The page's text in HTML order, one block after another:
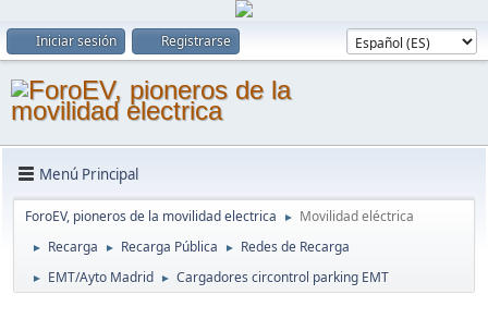
Iniciar sesión Registrarse
Menú Principal
ForoEV, pioneros de la movilidad electrica ► Movilidad eléctrica
► Recarga ► Recarga Pública ► Redes de Recarga
► EMT/Ayto Madrid ► Cargadores circontrol parking EMT